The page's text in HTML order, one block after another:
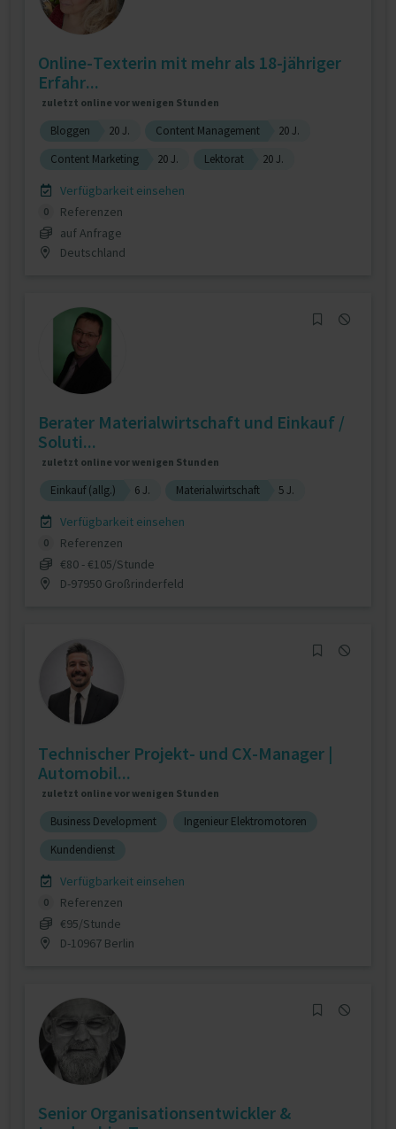
Online-Texterin mit mehr als 18-jähriger
Erfahr...
zuletzt online vor wenigen Stunden
Bloggen 20 J. Content Management
20 J.
Content Marketing
20 J. Lektorat 20 J.
Verfügbarkeit einsehen
0
Referenzen
auf Anfrage
Deutschland
Berater Materialwirtschaft und Einkauf /
Soluti...
zuletzt online vor wenigen Stunden
Einkauf (allg.) 6 J. Materialwirtschaft 5 J.
Verfügbarkeit einsehen
0
Referenzen
€80 - €105/Stunde
D-97950 Großrinderfeld
Technischer Projekt- und CX-Manager |
Automobil...
zuletzt online vor wenigen Stunden
Business Development
Ingenieur Elektromotoren
Kundendienst
Verfügbarkeit einsehen
0
Referenzen
€95/Stunde
D-10967 Berlin
Senior Organisationsentwickler &